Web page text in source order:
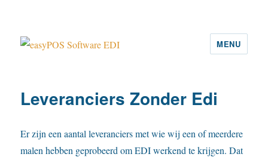
MENU
Leveranciers Zonder Edi
Er zijn een aantal leveranciers met wie wij een of meerdere
malen hebben geprobeerd om EDI werkend te krijgen. Dat